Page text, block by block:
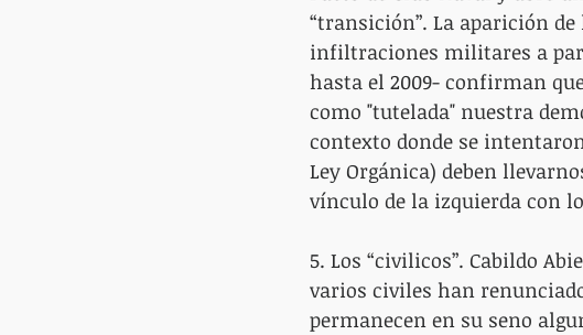
“transición”. La aparición
infiltraciones militares a
hasta el 2009- confirman
como "tutelada" nuestra
contexto donde se
Ley Orgánica) deben
vínculo de la izquierda con
5. Los “civilicos”. Cabildo
varios civiles han
permanecen en su seno